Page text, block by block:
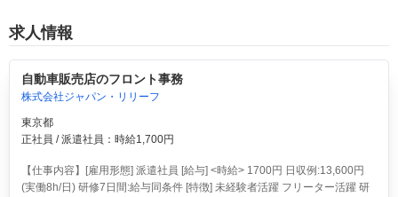
求人情報
自動車販売店のフロント事務
株式会社ジャパン・リリーフ
東京都
正社員 / 派遣社員：時給1,700円
【仕事内容】[雇用形態] 派遣社員 [給与] <時給> 1700円 日収例:13,600円
(実働8h/日) 研修7日間:給与同条件 [特徴] 未経験者活躍 フリーター活躍 研